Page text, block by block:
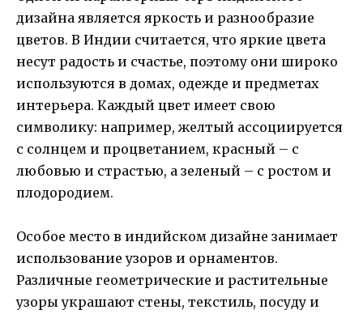
дизайна является яркость и разнообразие
цветов. В Индии считается, что яркие цвета
несут радость и счастье, поэтому они широко
используются в домах, одежде и предметах
интерьера. Каждый цвет имеет свою
символику: например, желтый ассоциируется
с солнцем и процветанием, красный – с
любовью и страстью, а зеленый – с ростом и
плодородием.
Особое место в индийском дизайне занимает
использование узоров и орнаментов.
Различные геометрические и растительные
узоры украшают стены, текстиль, посуду и